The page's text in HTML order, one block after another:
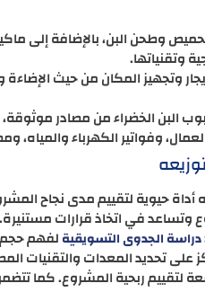
وطحن البن، بالإضافة إلى
وتقنياتها.
وتجهيز المكان من حيث
البن الخضراء من مصادر موثوقة،
وفواتير الكهرباء والمياه،
حيوية لتقييم مدى نجاح
في اتخاذ قرارات
دراسة الجدوى التسويقيةلفهم
تحديد المعدات والتقنيات
لتقييم ربحية المشروع. كما